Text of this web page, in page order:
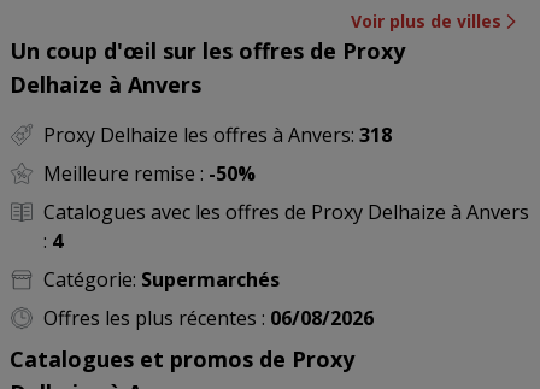
Voir plus de villes
Un coup d'œil sur les offres de Proxy
Delhaize à Anvers
Proxy Delhaize les offres à Anvers: 318
Meilleure remise : -50%
Catalogues avec les offres de Proxy Delhaize à Anvers
: 4
Catégorie: Supermarchés
Offres les plus récentes : 06/08/2026
Catalogues et promos de Proxy